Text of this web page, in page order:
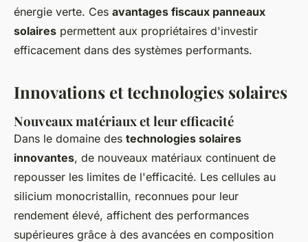
énergie verte. Ces avantages fiscaux panneaux
solaires permettent aux propriétaires d'investir
efficacement dans des systèmes performants.
Innovations et technologies solaires
Nouveaux matériaux et leur efficacité
Dans le domaine des technologies solaires
innovantes, de nouveaux matériaux continuent de
repousser les limites de l'efficacité. Les cellules au
silicium monocristallin, reconnues pour leur
rendement élevé, affichent des performances
supérieures grâce à des avancées en composition